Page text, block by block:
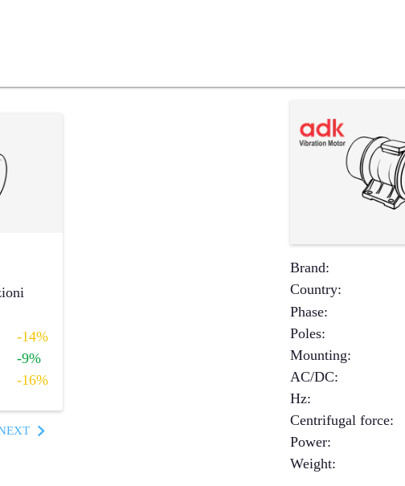
Brand:
Country:
Phase:
Poles:
Mounting:
AC/DC:
Hz:
Centrifugal force:
Power:
Weight:
-14%
-9%
-16%